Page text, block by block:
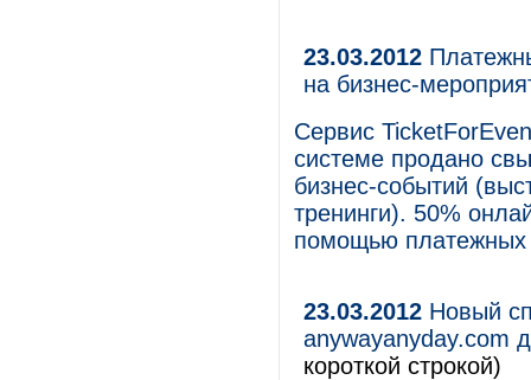
23.03.2012
на бизнес-
Сервис
системе продано
бизнес-событий
тренинги). 50%
помощью платежных
23.03.2012 Новый
anywayanyday.com
короткой строкой)